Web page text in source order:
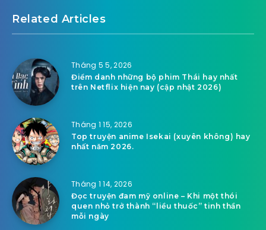
Related Articles
Tháng 5 5, 2026
Điểm danh những bộ phim Thái hay nhất
trên Netflix hiện nay (cập nhật 2026)
Tháng 1 15, 2026
Top truyện anime Isekai (xuyên không) hay
nhất năm 2026.
Tháng 1 14, 2026
Đọc truyện đam mỹ online – Khi một thói
quen nhỏ trở thành “liều thuốc” tinh thần
mỗi ngày